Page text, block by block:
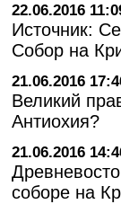
22.06.2016
Источник:
Собор на
21.06.2016
Великий
Антиохия?
21.06.2016
соборе на